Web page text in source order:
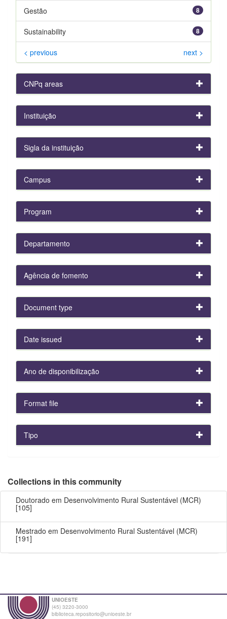
8
Gestão
8
Sustainability
< previous next >
CNPq areas
Instituição
Sigla da instituição
Campus
Program
Departamento
Agência de fomento
Document type
Date issued
Ano de disponibilização
Format file
Tipo
Collections in this community
Doutorado em Desenvolvimento Rural Sustentável (MCR)
[105]
Mestrado em Desenvolvimento Rural Sustentável (MCR)
[191]
UNIOESTE
(45) 3220-3000
biblioteca.repositorio@unioeste.br